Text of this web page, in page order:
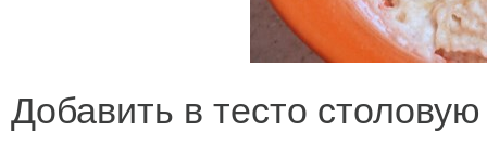
Добавить в тесто